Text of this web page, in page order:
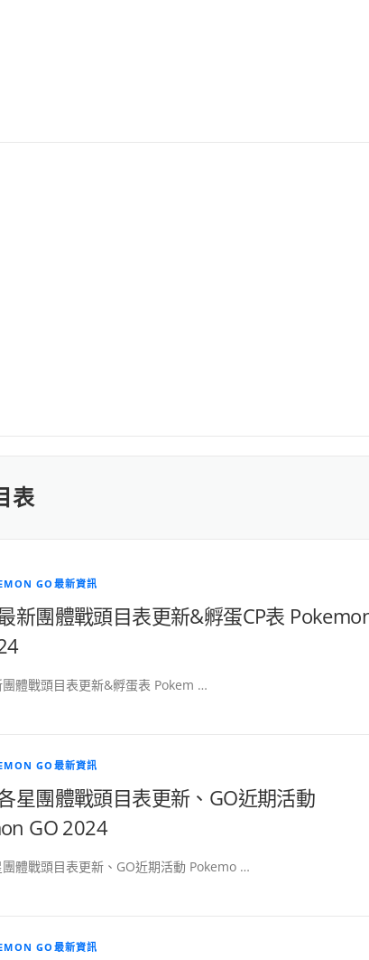
表
GO最新資訊
新團體戰頭目表更新&孵蛋CP表
體戰頭目表更新&孵蛋表 Pokem …
GO最新資訊
星團體戰頭目表更新、GO近期活動
GO 2024
體戰頭目表更新、GO近期活動 Pokemo …
GO最新資訊